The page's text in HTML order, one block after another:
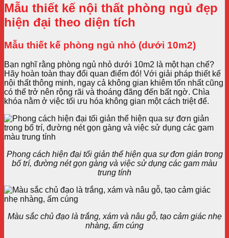
Mẫu thiết kế nội thất phòng ngủ đẹp
hiện đại theo diện tích
Mẫu thiết kế phòng ngủ nhỏ (dưới 10m2)
Bạn nghĩ rằng phòng ngủ nhỏ dưới 10m2 là một hạn chế?
Hãy hoàn toàn thay đổi quan điểm đó! Với giải pháp thiết kế
nội thất thông minh, ngay cả không gian khiêm tốn nhất cũng
có thể trở nên rộng rãi và thoáng đãng đến bất ngờ. Chìa
khóa nằm ở việc tối ưu hóa không gian một cách triệt để.
Phong cách hiện đại tối giản thể hiện qua sự đơn giản trong
bố trí, đường nét gọn gàng và việc sử dụng các gam màu
trung tính
Màu sắc chủ đạo là trắng, xám và nâu gỗ, tạo cảm giác nhẹ
nhàng, ấm cúng